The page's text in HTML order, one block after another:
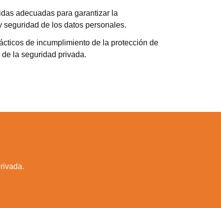
adecuadas para garantizar la
seguridad de los datos personales.
de incumplimiento de la protección de
la seguridad privada.